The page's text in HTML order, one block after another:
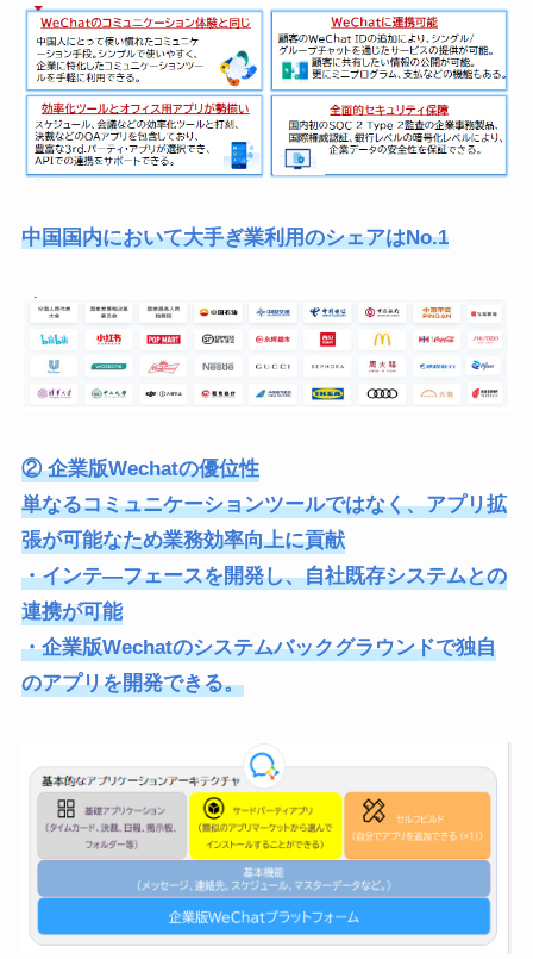
中国国内において大手ぎ業利用のシェアはNo.1
② 企業版Wechatの優位性
単なるコミュニケーションツールではなく、アプリ拡
張が可能なため業務効率向上に貢献
・インテ―フェースを開発し、自社既存システムとの
連携が可能
・企業版Wechatのシステムバックグラウンドで独自
のアプリを開発できる。